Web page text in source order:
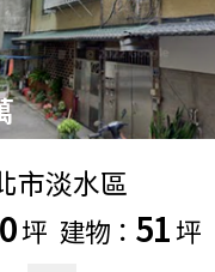
市淡水區
坪 建物： 51坪